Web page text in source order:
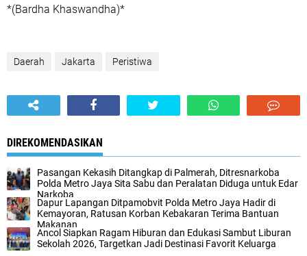
*(Bardha Khaswandha)*
Daerah Jakarta Peristiwa
DIREKOMENDASIKAN
‎Pasangan Kekasih Ditangkap di Palmerah, Ditresnarkoba
Polda Metro Jaya Sita Sabu dan Peralatan Diduga untuk Edar
Narkoba‎
Dapur Lapangan Ditpamobvit Polda Metro Jaya Hadir di
Kemayoran, Ratusan Korban Kebakaran Terima Bantuan
Makanan‎
‎Ancol Siapkan Ragam Hiburan dan Edukasi Sambut Liburan
Sekolah 2026, Targetkan Jadi Destinasi Favorit Keluarga‎